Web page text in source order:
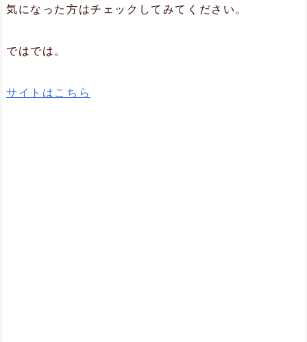
気になった方はチェックしてみてください。
ではでは。
サイトはこちら